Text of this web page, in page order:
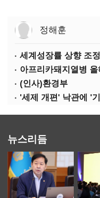
정해훈
(인사)환경부
'세제 개편' 낙관에 '
뉴스리듬